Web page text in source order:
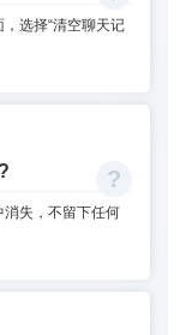
选择“清空聊天记
失，不留下任何